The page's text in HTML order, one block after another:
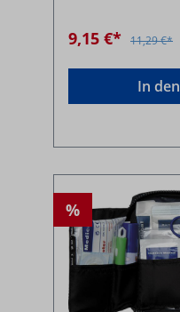
9,15 €* 11,29 €*
In
%